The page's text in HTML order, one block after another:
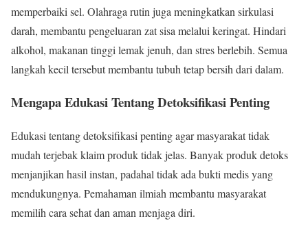
memperbaiki sel. Olahraga rutin juga meningkatkan sirkulasi
darah, membantu pengeluaran zat sisa melalui keringat. Hindari
alkohol, makanan tinggi lemak jenuh, dan stres berlebih. Semua
langkah kecil tersebut membantu tubuh tetap bersih dari dalam.
Mengapa Edukasi Tentang Detoksifikasi Penting
Edukasi tentang detoksifikasi penting agar masyarakat tidak
mudah terjebak klaim produk tidak jelas. Banyak produk detoks
menjanjikan hasil instan, padahal tidak ada bukti medis yang
mendukungnya. Pemahaman ilmiah membantu masyarakat
memilih cara sehat dan aman menjaga diri.